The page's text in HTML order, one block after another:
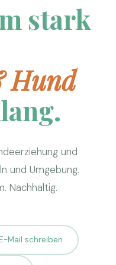
stark
Hund
und
und Umgebung.
Nachhaltig.
Mail schreiben